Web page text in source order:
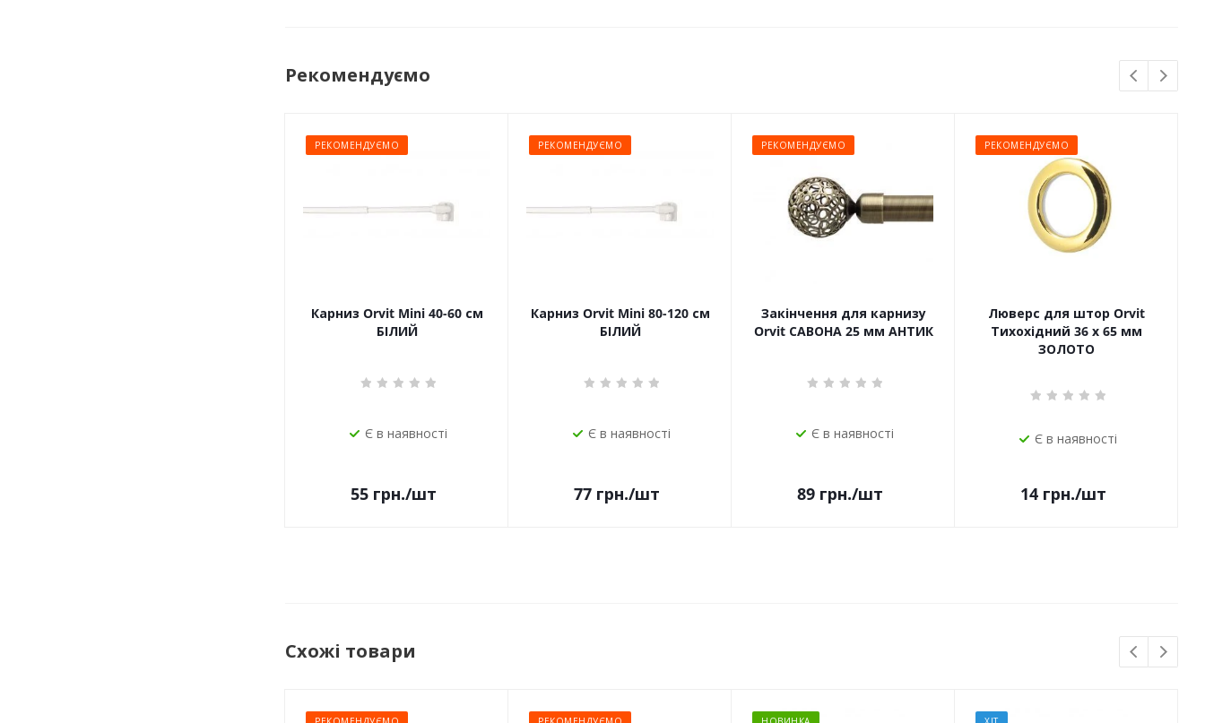
Рекомендуємо
РЕКОМЕНДУЄМО
Карниз Orvit Mini 40-60 см
БІЛИЙ
Є в наявності
55 грн./шт
РЕКОМЕНДУЄМО
Карниз Orvit Mini 80-120 см
БІЛИЙ
Є в наявності
77 грн./шт
РЕКОМЕНДУЄМО
Закінчення для карнизу
Orvit САВОНА 25 мм АНТИК
Є в наявності
89 грн./шт
РЕКОМЕНДУЄМО
Люверс для штор Orvit
Тихохідний 36 х 65 мм
ЗОЛОТО
Є в наявності
14 грн./шт
Схожі товари